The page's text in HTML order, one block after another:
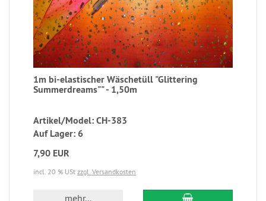
1m bi-elastischer Wäschetüll "Glittering
Summerdreams"" - 1,50m
Artikel/Model: CH-383
Auf Lager: 6
7,90 EUR
incl. 20 % USt zzgl. Versandkosten
mehr...